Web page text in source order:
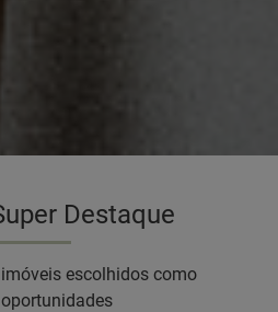
Destaque
escolhidos como